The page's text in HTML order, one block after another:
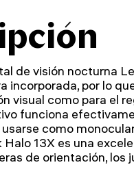
de visión nocturna
incorporada, por lo
visual como para el
funciona
como
13X es una
de orientación, los